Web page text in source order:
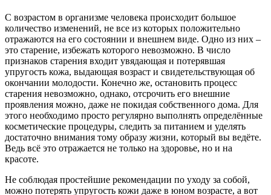
С возрастом в организме человека происходит большое
количество изменений, не все из которых положительно
отражаются на его состоянии и внешнем виде. Одно из них –
это старение, избежать которого невозможно. В число
признаков старения входит увядающая и потерявшая
упругость кожа, выдающая возраст и свидетельствующая об
окончании молодости. Конечно же, остановить процесс
старения невозможно, однако, отсрочить его внешние
проявления можно, даже не покидая собственного дома. Для
этого необходимо просто регулярно выполнять определённые
косметические процедуры, следить за питанием и уделять
достаточно внимания тому образу жизни, который вы ведёте.
Ведь всё это отражается не только на здоровье, но и на
красоте.
Не соблюдая простейшие рекомендации по уходу за собой,
можно потерять упругость кожи даже в юном возрасте, а вот